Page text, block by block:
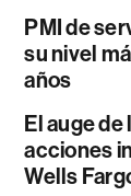
PMI de
su nivel
años
El auge de
acciones
Wells